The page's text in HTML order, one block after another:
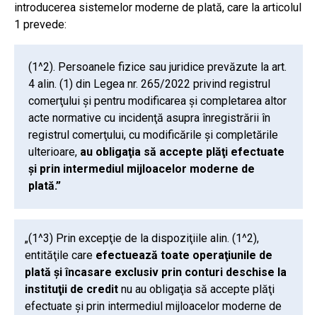
introducerea sistemelor moderne de plată, care la articolul
1 prevede:
(1^2). Persoanele fizice sau juridice prevăzute la art.
4 alin. (1) din Legea nr. 265/2022 privind registrul
comerţului şi pentru modificarea şi completarea altor
acte normative cu incidenţă asupra înregistrării în
registrul comerţului, cu modificările şi completările
ulterioare, au obligaţia să accepte plăţi efectuate
şi prin intermediul mijloacelor moderne de
plată.”
„(1^3) Prin excepţie de la dispoziţiile alin. (1^2),
entităţile care efectuează toate operaţiunile de
plată şi încasare exclusiv prin conturi deschise la
instituţii de credit nu au obligaţia să accepte plăţi
efectuate şi prin intermediul mijloacelor moderne de